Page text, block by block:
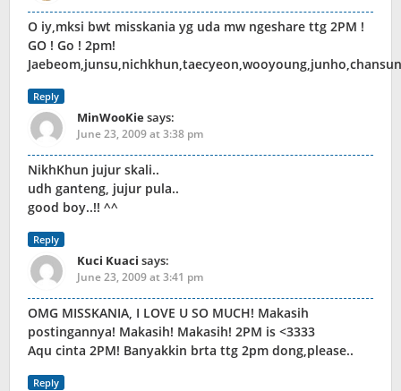
O iy,mksi bwt misskania yg uda mw ngeshare ttg 2PM !
GO ! Go ! 2pm!
Reply
MinWooKiesays:
June 23, 2009 at 3:38 pm
NikhKhun jujur skali..
udh ganteng, jujur pula..
good boy..!! ^^
Reply
Kuci Kuaci says:
June 23, 2009 at 3:41 pm
OMG MISSKANIA, I LOVE U SO MUCH! Makasih
postingannya! Makasih! Makasih! 2PM is <3333
Aqu cinta 2PM! Banyakkin brta ttg 2pm dong,please..
Reply